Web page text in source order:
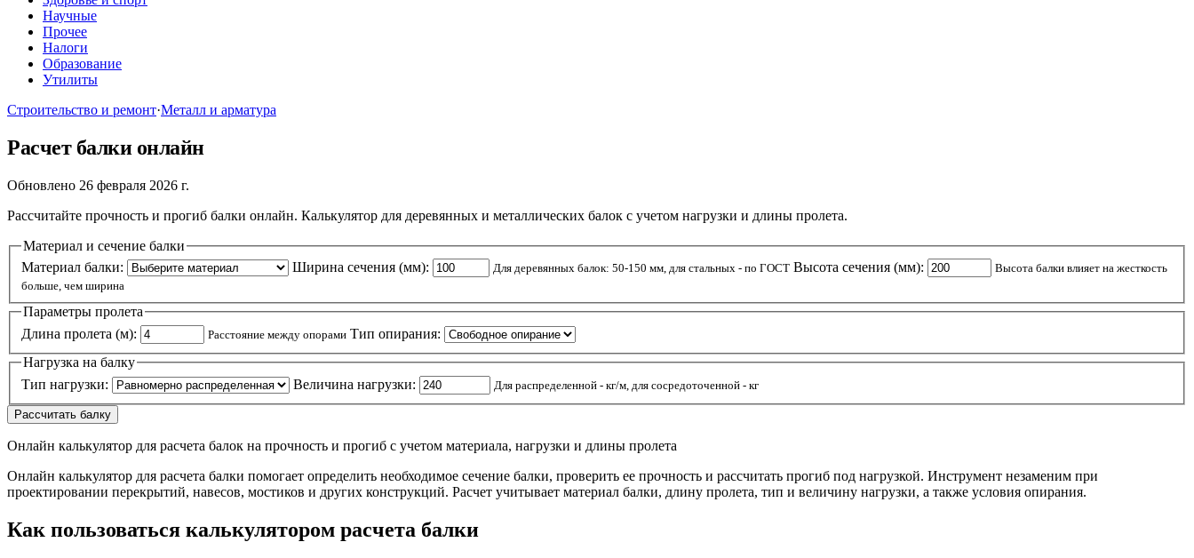
Научные
Прочее
Налоги
Образование
Утилиты
Строительство и ремонт·Металл и арматура
Расчет балки онлайн
Обновлено 26 февраля 2026 г.
Рассчитайте прочность и прогиб балки онлайн. Калькулятор для деревянных и металлических балок с учетом нагрузки и длины пролета.
Материал и сечение балки
Материал балки:
Ширина сечения (мм): Для деревянных балок: 50-150 мм, для стальных - по ГОСТ Высота сечения (мм):
Высота балки влияет на жесткость
больше, чем ширина
Параметры пролета
Длина пролета (м):
Расстояние между опорами Тип опирания:
Нагрузка на балку
Тип нагрузки:
Величина нагрузки: Для распределенной - кг/м, для сосредоточенной - кг
Рассчитать балку
Онлайн калькулятор для расчета балок на прочность и прогиб с учетом материала, нагрузки и длины пролета
Онлайн калькулятор для расчета балки помогает определить необходимое сечение балки, проверить ее прочность и рассчитать прогиб под нагрузкой. Инструмент незаменим при
проектировании перекрытий, навесов, мостиков и других конструкций. Расчет учитывает материал балки, длину пролета, тип и величину нагрузки, а также условия опирания.
Как пользоваться калькулятором расчета балки